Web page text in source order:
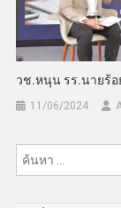
วช.หนุน รร.นายร้อ
11/06/2024